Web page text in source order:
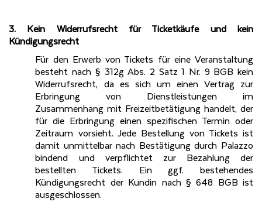
3. Kein Widerrufsrecht für Ticketkäufe und kein
Kündigungsrecht
Für den Erwerb von Tickets für eine Veranstaltung
besteht nach § 312g Abs. 2 Satz 1 Nr. 9 BGB kein
Widerrufsrecht, da es sich um einen Vertrag zur
Erbringung von Dienstleistungen im
Zusammenhang mit Freizeitbetätigung handelt, der
für die Erbringung einen spezifischen Termin oder
Zeitraum vorsieht. Jede Bestellung von Tickets ist
damit unmittelbar nach Bestätigung durch Palazzo
bindend und verpflichtet zur Bezahlung der
bestellten Tickets. Ein ggf. bestehendes
Kündigungsrecht der Kundin nach § 648 BGB ist
ausgeschlossen.